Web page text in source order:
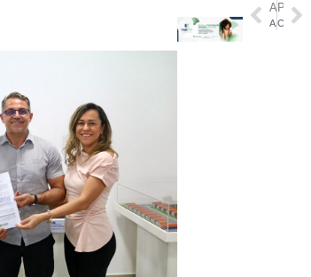
ANTERIOR
A uma semana do fim do prazo, mais de 30 mi enviaram declaração do IR
PRÓXIMO
Comunidade de pescadores artesanais recebe atendimento jurídico da Defensoria em Beruri